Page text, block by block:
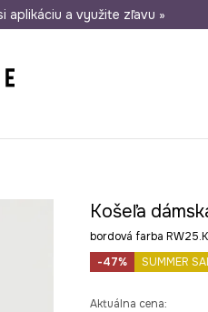
30 dní na vrátenie
aplikáciu a využite zľavu »
Košeľa
bordová farba
-47%
SUMMER
Aktuálna cena: